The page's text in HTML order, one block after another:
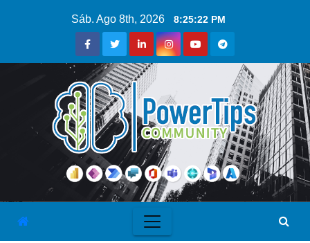
Sáb. Ago 8th, 2026 8:25:23 PM